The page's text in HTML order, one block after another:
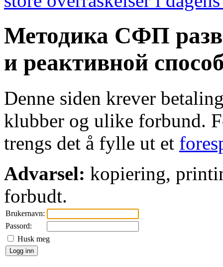
Методика СФП
и реактивной
Denne siden krever
klubber og ulike forbund.
trengs det å fylle ut et
Advarsel: kopiering,
forbudt.
Brukernavn:
Passord:
Husk meg